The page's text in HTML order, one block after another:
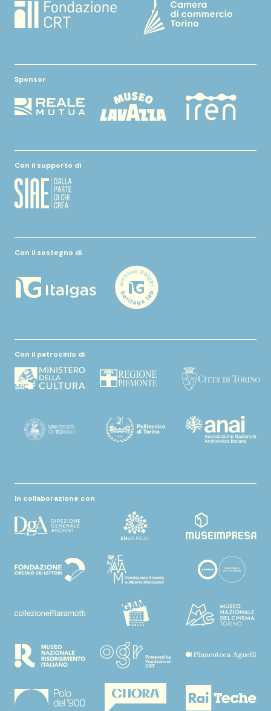
Sponsor
Con il supporto di
Con il sostegno di
Con il patrocinio di
In collaborazione con